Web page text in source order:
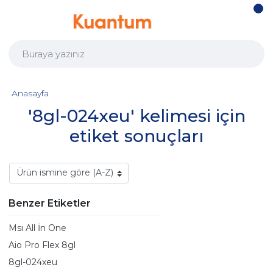
'8gl-024xeu' kelimesi için
etiket sonuçları
Anasayfa
Benzer Etiketler
Msı All İn One
Aio Pro Flex 8gl
8gl-024xeu